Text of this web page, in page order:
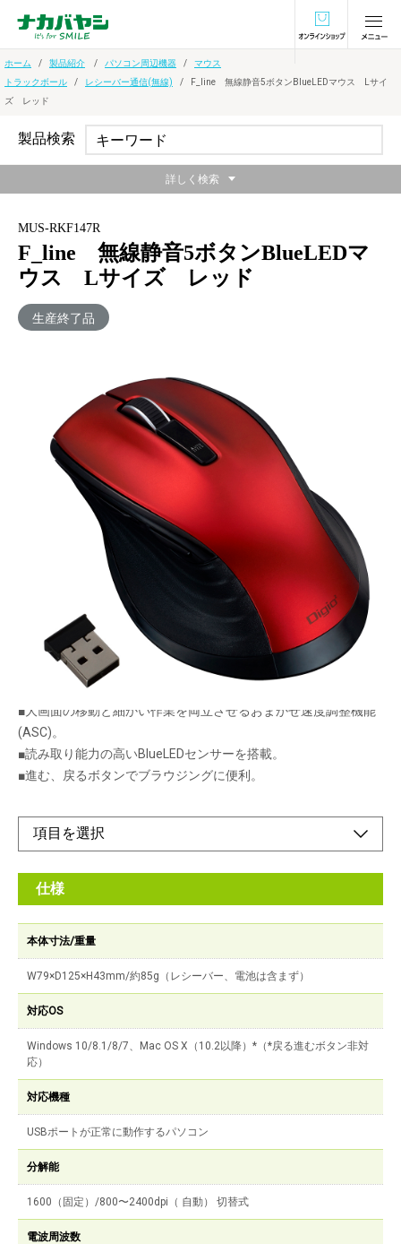
オンラインショ
ホーム 製品紹介 パソコン周辺機器
マウス
トラックボール
レシーバー通信(無線)
F_line 無線静音5ボタンBlueLEDマウス Lサイ
ズ レッド
MUS-RKF147R
F_line 無線静音5ボタンBlueLEDマ
ウス Lサイズ レッド
生産終了品
使いやすさをフル装備した「F_lineシリーズ」。
無線（レシーバー受信）タイプのLサイズ。
メーカー希望小売価格：
+ 税
生産終了品
■周囲を気にせず作業に集中できる静音仕様。ホイールスクロー
ルも静音設計。
■大画面の移動と細かい作業を両立させるおまかせ速度調整機能
(ASC)。
■読み取り能力の高いBlueLEDセンサーを搭載。
■進む、戻るボタンでブラウジングに便利。
仕様
本体寸法/重量
W79×D125×H43mm/約85g（レシーバー、電池は含まず）
対応OS
Windows 10/8.1/8/7、Mac OS X（10.2以降）*（*戻る進むボタン非対
応）
対応機種
USBポートが正常に動作するパソコン
分解能
1600（固定）/800〜2400dpi（ 自動） 切替式
電波周波数
製品検索
詳しく検索